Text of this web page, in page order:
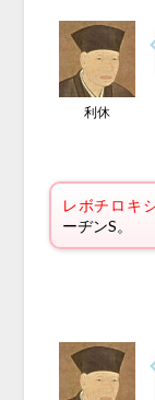
利休
レボチロキ
ーヂンS。